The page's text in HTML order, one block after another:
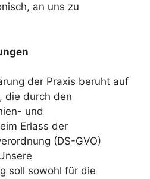
an uns zu
der Praxis beruht auf
die durch den
und
Erlass der
(DS-GVO)
soll sowohl für die